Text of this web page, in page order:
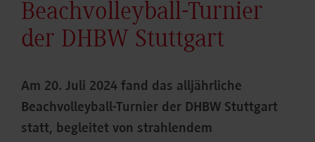
Beachvolleyball-Turnier
der DHBW Stuttgart
Am 20. Juli 2024 fand das alljährliche
Beachvolleyball-Turnier der DHBW Stuttgart
statt, begleitet von strahlendem